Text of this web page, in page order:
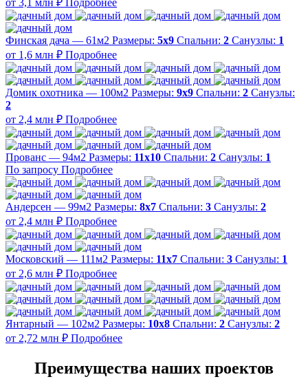
Финская дача — 61м2 Размеры: 5х9 Спальни: 2 Санузлы: 1
от 1,6 млн ₽ Подробнее
Домик охотника — 100м2 Размеры: 9х9 Спальни: 2 Санузлы:
2
от 2,4 млн ₽ Подробнее
Прованс — 94м2 Размеры: 11х10 Спальни: 2 Санузлы: 1
По запросу Подробнее
Андерсен — 99м2 Размеры: 8х7 Спальни: 3 Санузлы: 2
от 2,4 млн ₽ Подробнее
Московский — 111м2 Размеры: 11х7 Спальни: 3 Санузлы: 1
от 2,6 млн ₽ Подробнее
Янтарный — 102м2 Размеры: 10х8 Спальни: 2 Санузлы: 2
от 2,72 млн ₽ Подробнее
Преимущества наших проектов